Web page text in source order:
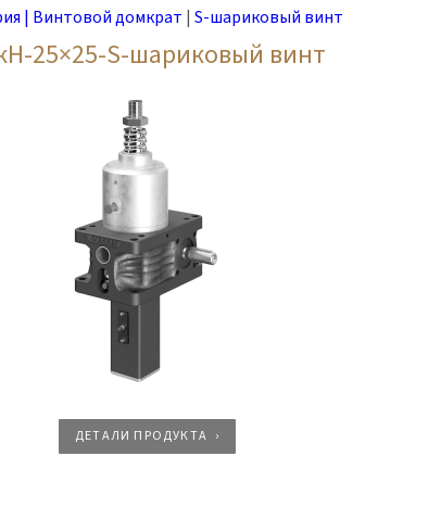
| Винтовой домкрат |S-шариковый винт
25×25-S-шариковый винт
ДЕТАЛИ ПРОДУКТА